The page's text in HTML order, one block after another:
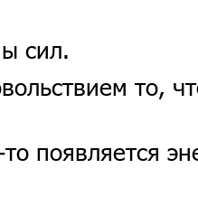
сил.
то,
появляется